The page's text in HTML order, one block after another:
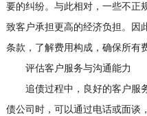
要的纠纷。与此相对，一些不正
致客户承担更高的经济负担。因
条款，了解费用构成，确保所有
评估客户服务与沟通能力
追债过程中，良好的客户服
债公司时，可以通过电话或面谈